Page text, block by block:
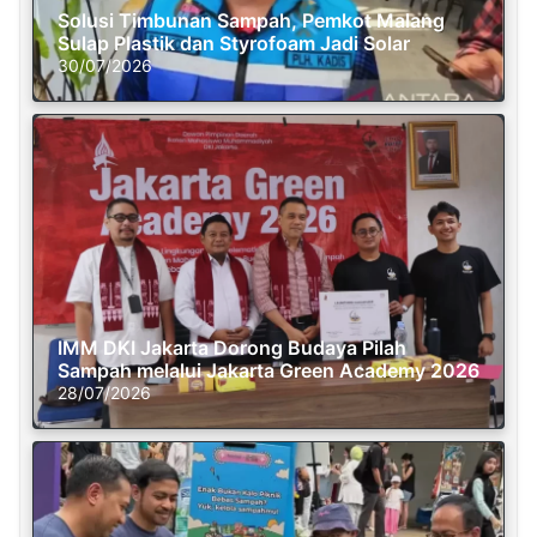
Solusi Timbunan Sampah, Pemkot Malang
Sulap Plastik dan Styrofoam Jadi Solar
30/07/2026
IMM DKI Jakarta Dorong Budaya Pilah
Sampah melalui Jakarta Green Academy 2026
28/07/2026